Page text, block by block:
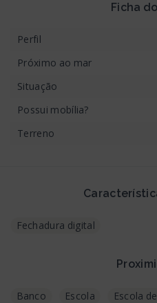
Fechadura digital
Banco Escola Escola
Ficha
Perfil
Próximo ao mar
Situação
Possui mobília?
Terreno